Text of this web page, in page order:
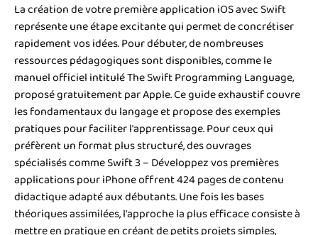
La création de votre première application iOS avec Swift
représente une étape excitante qui permet de concrétiser
rapidement vos idées. Pour débuter, de nombreuses
ressources pédagogiques sont disponibles, comme le
manuel officiel intitulé The Swift Programming Language,
proposé gratuitement par Apple. Ce guide exhaustif couvre
les fondamentaux du langage et propose des exemples
pratiques pour faciliter l'apprentissage. Pour ceux qui
préfèrent un format plus structuré, des ouvrages
spécialisés comme Swift 3 – Développez vos premières
applications pour iPhone offrent 424 pages de contenu
didactique adapté aux débutants. Une fois les bases
théoriques assimilées, l'approche la plus efficace consiste à
mettre en pratique en créant de petits projets simples,